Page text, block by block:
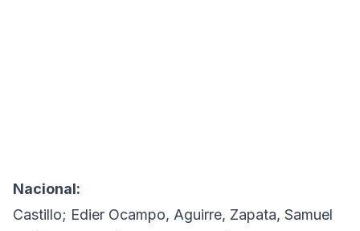
Nacional:
Castillo; Edier Ocampo, Aguirre, Zapata, Samuel